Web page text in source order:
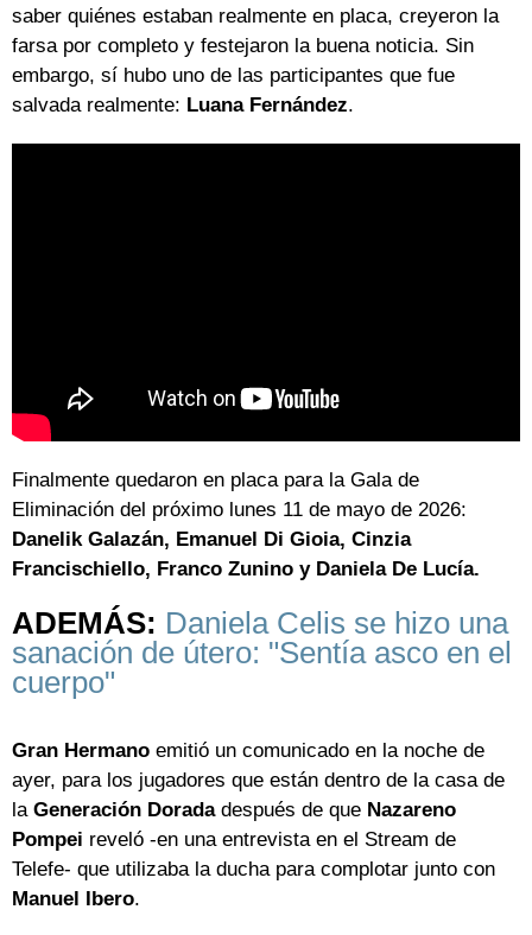
saber quiénes estaban realmente en placa, creyeron la
farsa por completo y festejaron la buena noticia. Sin
embargo, sí hubo uno de las participantes que fue
salvada realmente: Luana Fernández.
Finalmente quedaron en placa para la Gala de
Eliminación del próximo lunes 11 de mayo de 2026:
Danelik Galazán, Emanuel Di Gioia, Cinzia
Francischiello, Franco Zunino y Daniela De Lucía.
ADEMÁS: Daniela Celis se hizo una
sanación de útero: "Sentía asco en el
cuerpo"
Gran Hermano emitió un comunicado en la noche de
ayer, para los jugadores que están dentro de la casa de
la Generación Doradadespués de que Nazareno
Pompei reveló -en una entrevista en el Stream de
Telefe- que utilizaba la ducha para complotar junto con
Manuel Ibero.